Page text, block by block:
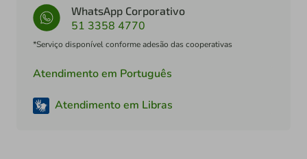
WhatsApp Corporativo
51 3358 4770
*Serviço disponível conforme adesão das cooperativas
Atendimento em Português
Atendimento em Libras